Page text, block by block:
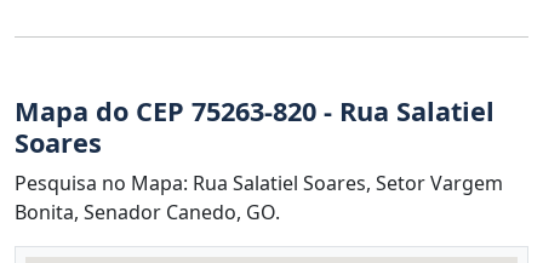
Mapa do CEP 75263-820 - Rua Salatiel
Soares
Pesquisa no Mapa: Rua Salatiel Soares, Setor Vargem
Bonita, Senador Canedo, GO.